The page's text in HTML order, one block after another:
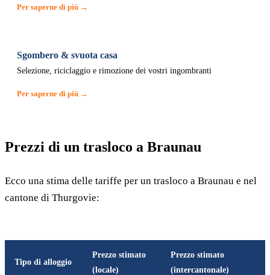
Per saperne di più →
Sgombero & svuota casa
Selezione, riciclaggio e rimozione dei vostri ingombranti
Per saperne di più →
Prezzi di un trasloco a Braunau
Ecco una stima delle tariffe per un trasloco a Braunau e nel
cantone di Thurgovie:
Tipo di alloggio
Prezzo stimato
(locale)
Prezzo stimato
(intercantonale)